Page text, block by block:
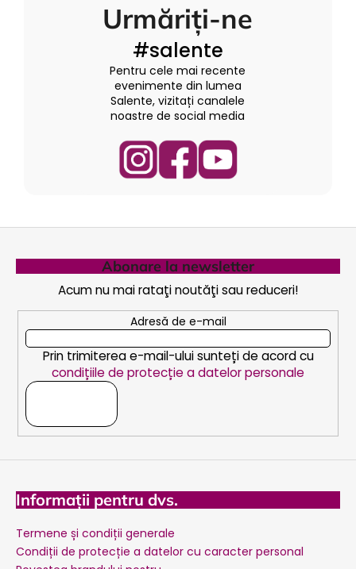
Urmăriți-ne
#salente
Pentru cele mai recente
evenimente din lumea
Salente, vizitați canalele
noastre de social media
Abonare la newsletter
Acum nu mai rataţi noutăţi sau reduceri!
Adresă de e-mail
Prin trimiterea e-mail-ului sunteți de acord cu
condițiile de protecție a datelor personale
Informații pentru dvs.
Termene și condiții generale
Condiții de protecție a datelor cu caracter personal